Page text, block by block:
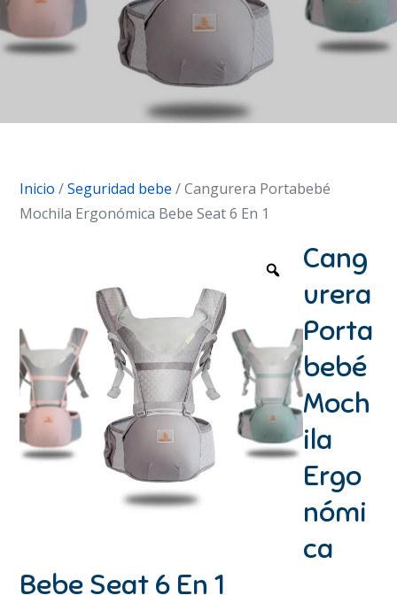
Inicio /Seguridad bebe / Cangurera Portabebé
Mochila Ergonómica Bebe Seat 6 En 1
Cang
urera
Porta
bebé
Moch
ila
Ergo
nómi
ca
Bebe Seat 6 En 1